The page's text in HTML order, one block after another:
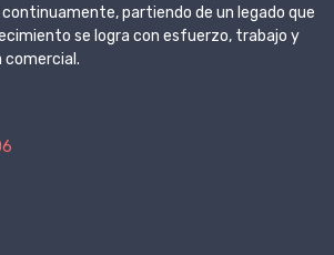
partiendo de un legado que
se logra con esfuerzo, trabajo y
comercial.